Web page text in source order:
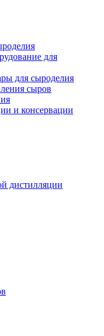
для
для сыроделия
сыров
и консервации
дистилляции